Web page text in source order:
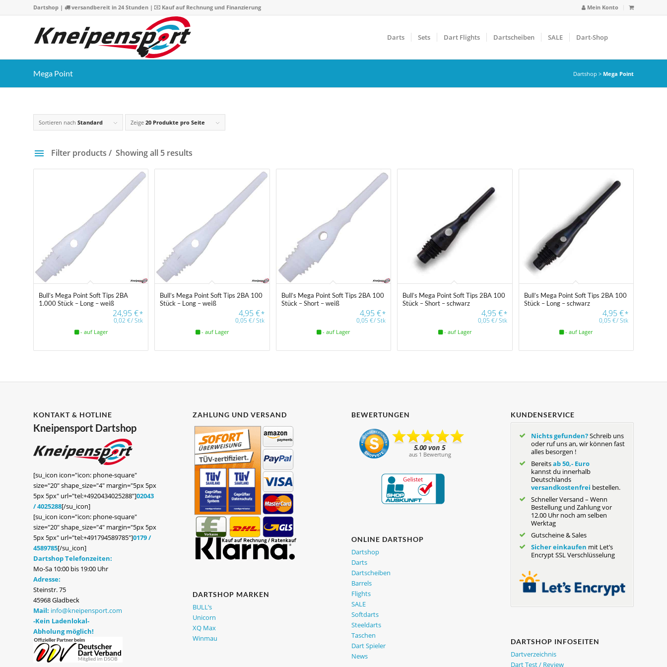
Mein Konto
Dartshop | versandbereit in 24 Stunden | Kauf auf Rechnung und Finanzierung
Darts Sets Dart Flights Dartscheiben SALE Dart-Shop
Mega Point Dartshop > Mega Point
Sortieren nach Standard Zeige 20 Produkte pro Seite
Filter products Showing all 5 results
14 g
Bull’s Mega Point Soft Tips 2BA
1.000 Stück – Long – weiß
24,95€*
0,02€/Stk
- auf Lager
Bull’s Mega Point Soft Tips 2BA 100
Stück – Long – weiß
4,95€*
0,05 €/Stk
- auf Lager
Bull’s Mega Point Soft Tips 2BA 100
Stück – Short – weiß
4,95€*
0,05€/Stk
- auf Lager
Bull’s Mega Point Soft Tips 2BA 100
Stück – Short – schwarz
4,95€*
0,05 €/Stk
- auf Lager
Bull’s Mega Point Soft Tips 2BA 100
Stück – Long – schwarz
4,95€*
0,05 €/Stk
- auf Lager
KONTAKT & HOTLINE
Kneipensport Dartshop
[su_icon icon="icon: phone-square"
size="20" shape_size="4" margin="5px 5px
5px 5px" url="tel:+4920434025288"]02043
/ 4025288[/su_icon]
[su_icon icon="icon: phone-square"
size="20" shape_size="4" margin="5px 5px
5px 5px" url="tel:+491794589785"]0179 /
4589785[/su_icon]
Dartshop Telefonzeiten:
Mo-Sa 10:00 bis 19:00 Uhr
Adresse:
Steinstr. 75
45968 Gladbeck
Mail: info@kneipensport.com
-Kein Ladenlokal-
Abholung möglich!
ZAHLUNG UND VERSAND
DARTSHOP MARKEN
BULL’s
Unicorn
XQ Max
Winmau
BEWERTUNGEN
ONLINE DARTSHOP
Dartshop
Darts
Dartscheiben
Barrels
Flights
SALE
Softdarts
Steeldarts
Taschen
Dart Spieler
News
KUNDENSERVICE
Nichts gefunden?Schreib uns
oder ruf uns an, wir können fast
alles besorgen !
Bereitsab 50,- Euro
kannst du innerhalb
Deutschlands
versandkostenfrei bestellen.
Schneller Versand – Wenn
Bestellung und Zahlung vor
12.00 Uhr noch am selben
Werktag
Gutscheine & Sales
Sicher einkaufen mit Let’s
Encrypt SSL Verschlüsselung
DARTSHOP INFOSEITEN
Dartverzeichnis
Dart Test / Review